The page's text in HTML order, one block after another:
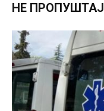
НЕ ПРОПУШТАЈ